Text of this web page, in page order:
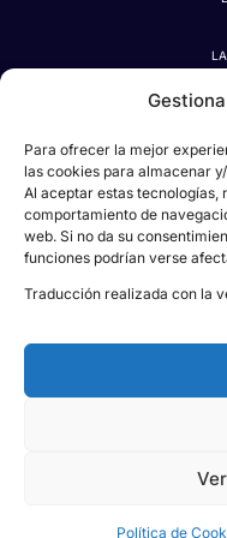
Para ofrecer la mejor
las cookies para almacenar
Al aceptar estas tecnologías,
comportamiento de
web. Si no da su
funciones podrían verse
Traducción realizada con la
Política de
CONDICIONES DE
Todos los
Social Pablo M.